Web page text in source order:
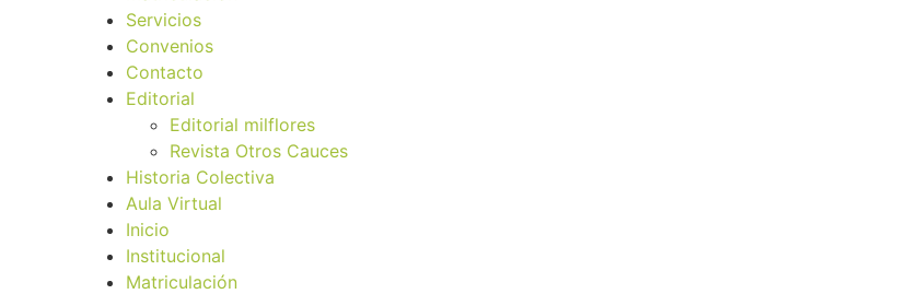
Servicios
Convenios
Contacto
Editorial
Editorial milflores
Revista Otros Cauces
Historia Colectiva
Aula Virtual
Inicio
Institucional
Matriculación